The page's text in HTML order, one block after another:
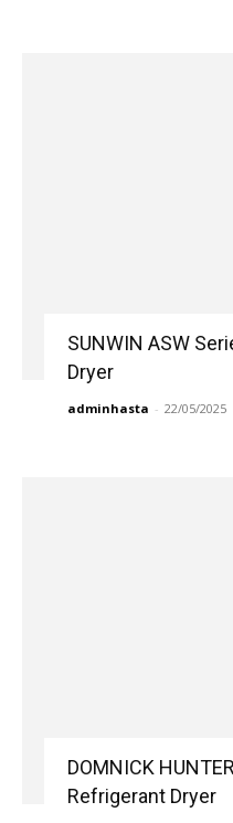
SUNWIN ASW
Dryer
adminhasta - 22/05/2025
DOMNICK
Refrigerant Dryer